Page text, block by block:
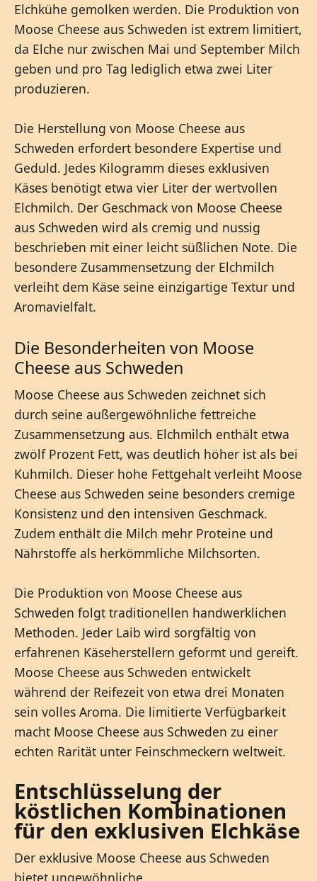
Elchkühe gemolken werden. Die Produktion von
Moose Cheese aus Schweden ist extrem limitiert,
da Elche nur zwischen Mai und September Milch
geben und pro Tag lediglich etwa zwei Liter
produzieren.
Die Herstellung von Moose Cheese aus
Schweden erfordert besondere Expertise und
Geduld. Jedes Kilogramm dieses exklusiven
Käses benötigt etwa vier Liter der wertvollen
Elchmilch. Der Geschmack von Moose Cheese
aus Schweden wird als cremig und nussig
beschrieben mit einer leicht süßlichen Note. Die
besondere Zusammensetzung der Elchmilch
verleiht dem Käse seine einzigartige Textur und
Aromavielfalt.
Die Besonderheiten von Moose
Cheese aus Schweden
Moose Cheese aus Schweden zeichnet sich
durch seine außergewöhnliche fettreiche
Zusammensetzung aus. Elchmilch enthält etwa
zwölf Prozent Fett, was deutlich höher ist als bei
Kuhmilch. Dieser hohe Fettgehalt verleiht Moose
Cheese aus Schweden seine besonders cremige
Konsistenz und den intensiven Geschmack.
Zudem enthält die Milch mehr Proteine und
Nährstoffe als herkömmliche Milchsorten.
Die Produktion von Moose Cheese aus
Schweden folgt traditionellen handwerklichen
Methoden. Jeder Laib wird sorgfältig von
erfahrenen Käseherstellern geformt und gereift.
Moose Cheese aus Schweden entwickelt
während der Reifezeit von etwa drei Monaten
sein volles Aroma. Die limitierte Verfügbarkeit
macht Moose Cheese aus Schweden zu einer
echten Rarität unter Feinschmeckern weltweit.
Entschlüsselung der
köstlichen Kombinationen
für den exklusiven Elchkäse
Der exklusive Moose Cheese aus Schweden
bietet ungewöhnliche